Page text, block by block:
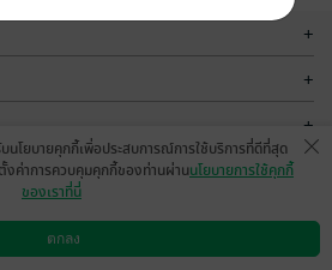
+
+
+
ป วิธีการใช้งาน ติดต่อเรา
นโยบายคุกกี้เพื่อประสบการณ์การใช้บริการที่ดีที่สุด
งค่าการควบคุมคุกกี้ของท่านผ่านนโยบายการใช้คุกกี้
ของเราที่นี่
ตกลง